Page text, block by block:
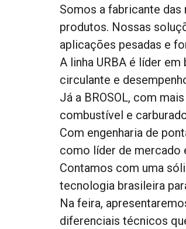
Somos a fabricante das
produtos. Nossas
aplicações pesadas e
A linha URBA é líder
circulante e
Já a BROSOL, com
combustível e
Com engenharia de
como líder de mercado
Contamos com uma
tecnologia brasileira
Na feira,
diferenciais técnicos